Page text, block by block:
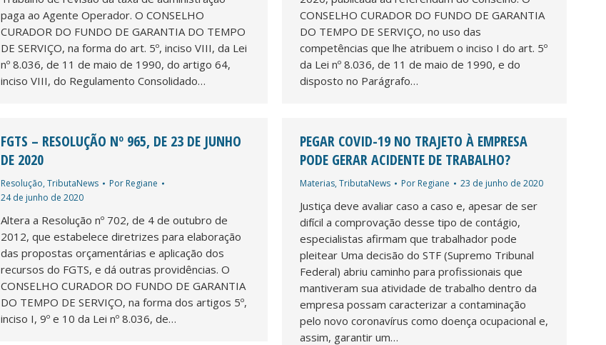
paga ao Agente Operador. O CONSELHO
CURADOR DO FUNDO DE GARANTIA DO TEMPO
DE SERVIÇO, na forma do art. 5º, inciso VIII, da Lei
nº 8.036, de 11 de maio de 1990, do artigo 64,
inciso VIII, do Regulamento Consolidado…
CONSELHO CURADOR DO FUNDO DE GARANTIA
DO TEMPO DE SERVIÇO, no uso das
competências que lhe atribuem o inciso I do art. 5º
da Lei nº 8.036, de 11 de maio de 1990, e do
disposto no Parágrafo…
FGTS – RESOLUÇÃO Nº 965, DE 23 DE JUNHO
DE 2020
Resolução,TributaNews Por Regiane
24 de junho de 2020
Altera a Resolução nº 702, de 4 de outubro de
2012, que estabelece diretrizes para elaboração
das propostas orçamentárias e aplicação dos
recursos do FGTS, e dá outras providências. O
CONSELHO CURADOR DO FUNDO DE GARANTIA
DO TEMPO DE SERVIÇO, na forma dos artigos 5º,
inciso I, 9º e 10 da Lei nº 8.036, de…
PEGAR COVID-19 NO TRAJETO À EMPRESA
PODE GERAR ACIDENTE DE TRABALHO?
Materias,TributaNews Por Regiane 23 de junho de 2020
Justiça deve avaliar caso a caso e, apesar de ser
difícil a comprovação desse tipo de contágio,
especialistas afirmam que trabalhador pode
pleitear Uma decisão do STF (Supremo Tribunal
Federal) abriu caminho para profissionais que
mantiveram sua atividade de trabalho dentro da
empresa possam caracterizar a contaminação
pelo novo coronavírus como doença ocupacional e,
assim, garantir um…